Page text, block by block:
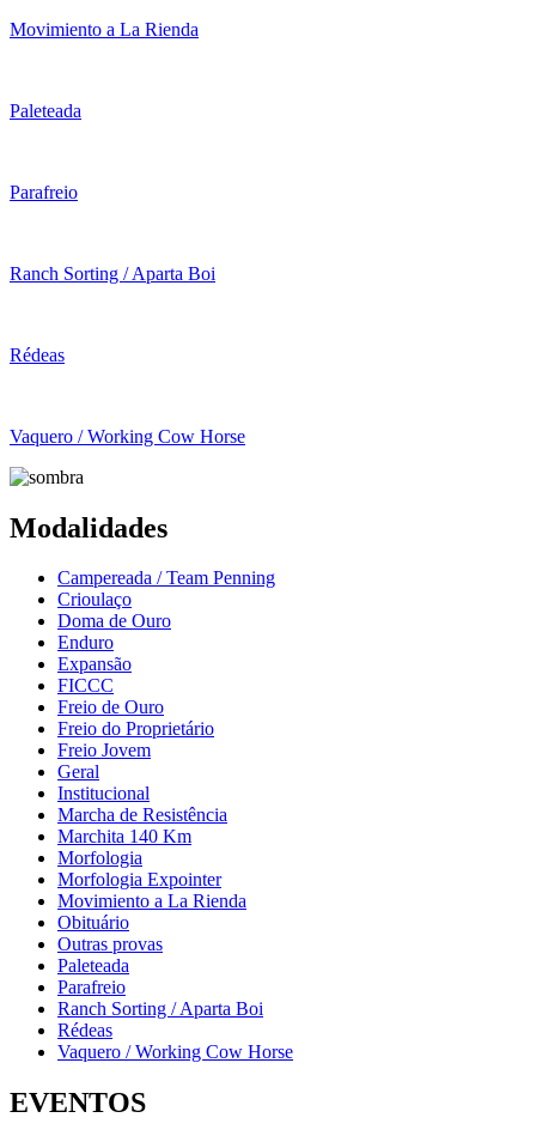
Movimiento a La Rienda
Paleteada
Parafreio
Ranch Sorting / Aparta Boi
Rédeas
Vaquero / Working Cow Horse
Modalidades
Campereada / Team Penning
Crioulaço
Doma de Ouro
Enduro
Expansão
FICCC
Freio de Ouro
Freio do Proprietário
Freio Jovem
Geral
Institucional
Marcha de Resistência
Marchita 140 Km
Morfologia
Morfologia Expointer
Movimiento a La Rienda
Obituário
Outras provas
Paleteada
Parafreio
Ranch Sorting / Aparta Boi
Rédeas
Vaquero / Working Cow Horse
EVENTOS